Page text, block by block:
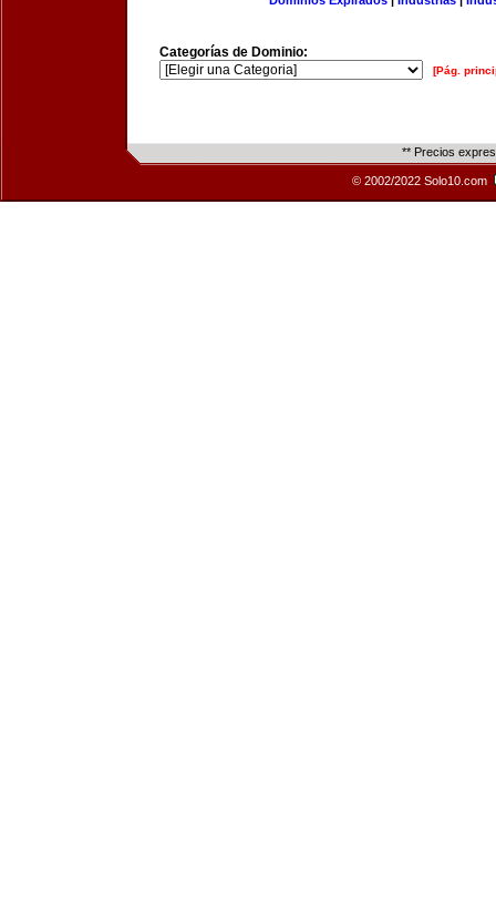
Categorías de Dominio:
[Pág.
** Precios
© 2002/2022 Solo10.com